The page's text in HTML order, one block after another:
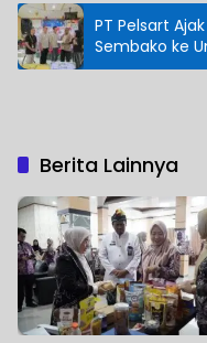
PT Pelsart
Sembako ke
Megasari
Berita Lainnya